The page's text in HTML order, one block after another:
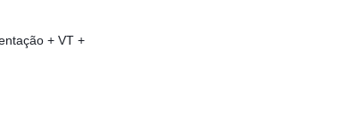
+ VT +